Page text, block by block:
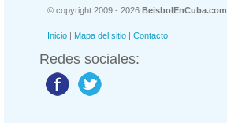
© copyright 2009 - 2026 BeisbolEnCuba.com
Inicio | Mapa del sitio | Contacto
Redes sociales: